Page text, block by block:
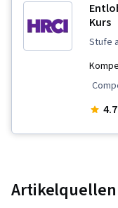
Kurs
stufe
4.7
Artikelquellen